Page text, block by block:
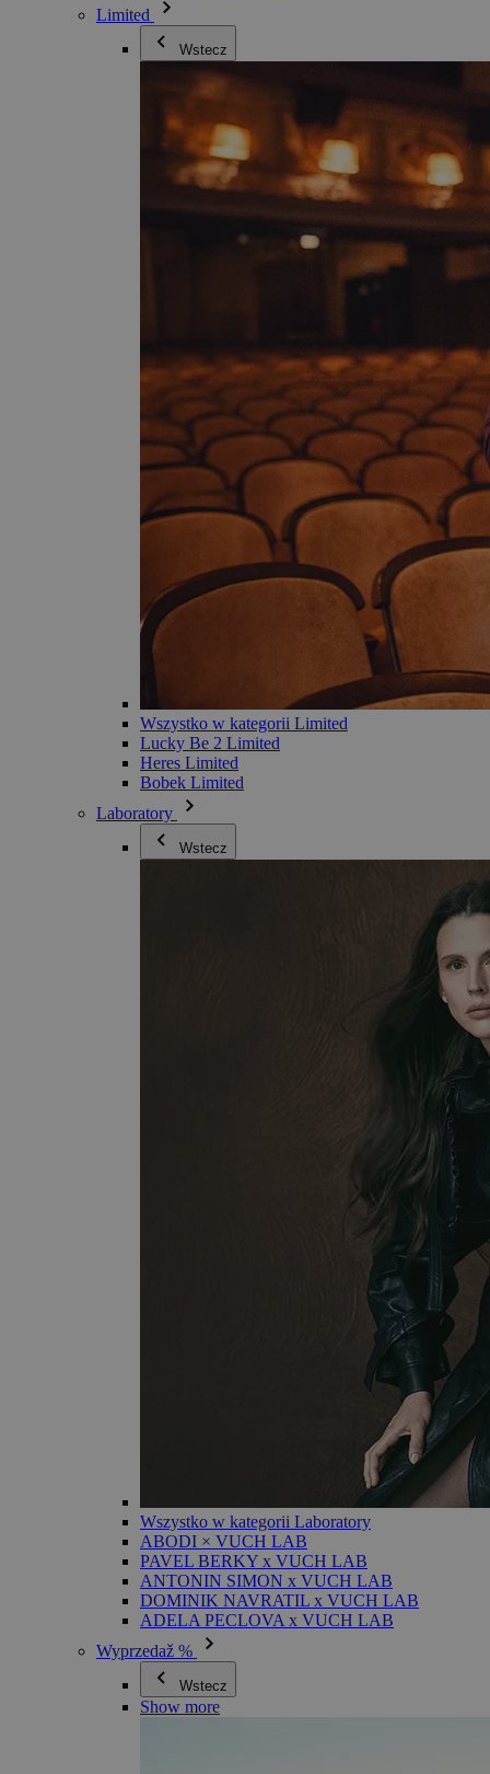
Limited
Wstecz
Wszystko w kategorii Limited
Lucky Be 2 Limited
Heres Limited
Bobek Limited
Laboratory
Wstecz
Wszystko w kategorii Laboratory
ABODI × VUCH LAB
PAVEL BERKY x VUCH LAB
ANTONIN SIMON x VUCH LAB
DOMINIK NAVRATIL x VUCH LAB
ADELA PECLOVA x VUCH LAB
Wyprzedaž %
Wstecz
Show more